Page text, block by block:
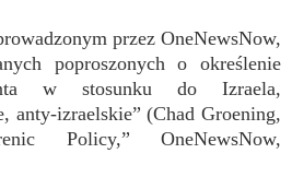
przez OneNewsNow,
poproszonych o określenie
w stosunku do Izraela,
anty-izraelskie” (Chad Groening,
Policy,” OneNewsNow,